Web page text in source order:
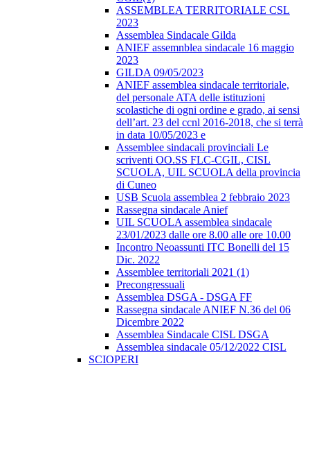
ASSEMBLEA TERRITORIALE CSL
2023
Assemblea Sindacale Gilda
ANIEF assemnblea sindacale 16 maggio
2023
GILDA 09/05/2023
ANIEF assemblea sindacale territoriale,
del personale ATA delle istituzioni
scolastiche di ogni ordine e grado, ai sensi
dell’art. 23 del ccnl 2016-2018, che si terrà
in data 10/05/2023 e
Assemblee sindacali provinciali Le
scriventi OO.SS FLC-CGIL, CISL
SCUOLA, UIL SCUOLA della provincia
di Cuneo
USB Scuola assemblea 2 febbraio 2023
Rassegna sindacale Anief
UIL SCUOLA assemblea sindacale
23/01/2023 dalle ore 8.00 alle ore 10.00
Incontro Neoassunti ITC Bonelli del 15
Dic. 2022
Assemblee territoriali 2021 (1)
Precongressuali
Assemblea DSGA - DSGA FF
Rassegna sindacale ANIEF N.36 del 06
Dicembre 2022
Assemblea Sindacale CISL DSGA
Assemblea sindacale 05/12/2022 CISL
SCIOPERI